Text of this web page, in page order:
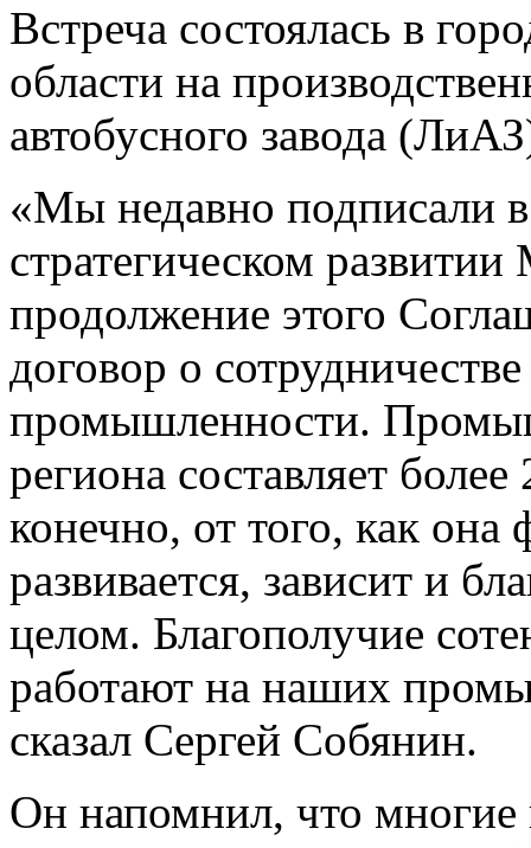
Встреча состоялась в
области на
автобусного завода
«Мы недавно подписали
стратегическом
продолжение этого
договор о
промышленности.
региона составляет
конечно, от того, как она
развивается, зависит и
целом. Благополучие
работают на наших
сказал Сергей Собянин.
Он напомнил, что